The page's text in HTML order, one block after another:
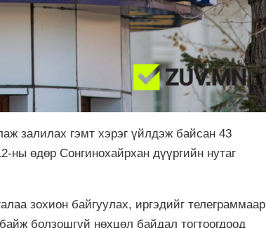
залилах гэмт хэрэг үйлдэж байсан 43
ны өдөр Сонгинохайрхан дүүргийн нутаг
зохион байгуулах, иргэдийг телеграммаар
болзошгүй нөхцөл байдал тогтоогдоод